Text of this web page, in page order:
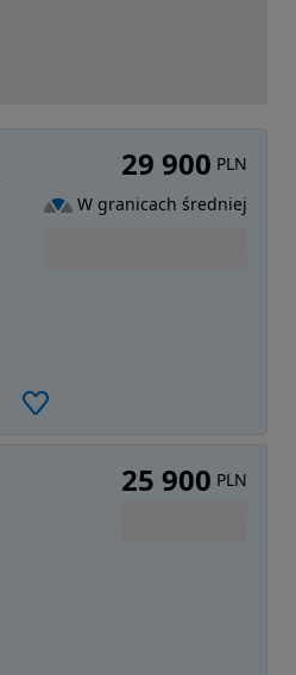
29 900 PLN
W granicach średniej
25 900 PLN